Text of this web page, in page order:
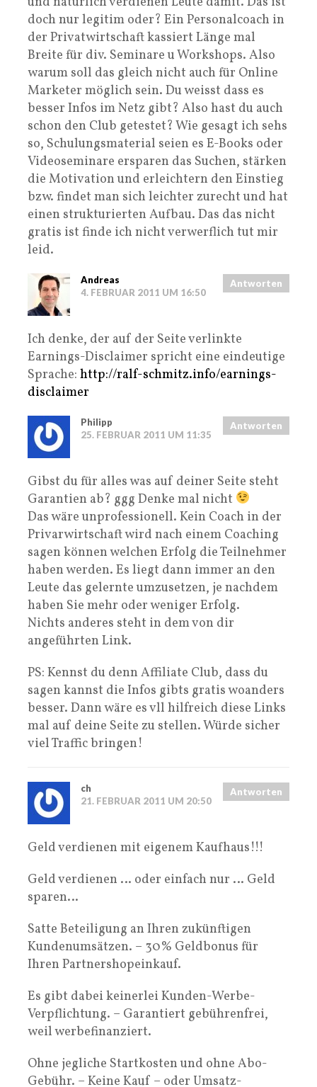
doch nur legitim oder? Ein Personalcoach in
der Privatwirtschaft kassiert Länge mal
Breite für div. Seminare u Workshops. Also
warum soll das gleich nicht auch für Online
Marketer möglich sein. Du weisst dass es
besser Infos im Netz gibt? Also hast du auch
schon den Club getestet? Wie gesagt ich sehs
so, Schulungsmaterial seien es E-Books oder
Videoseminare ersparen das Suchen, stärken
die Motivation und erleichtern den Einstieg
bzw. findet man sich leichter zurecht und hat
einen strukturierten Aufbau. Das das nicht
gratis ist finde ich nicht verwerflich tut mir
leid.
Andreas
4. FEBRUAR 2011 UM 16:50
Antworten
Ich denke, der auf der Seite verlinkte
Earnings-Disclaimer spricht eine eindeutige
Sprache: http://ralf-schmitz.info/earnings-
disclaimer
Philipp
25. FEBRUAR 2011 UM 11:35
Antworten
Gibst du für alles was auf deiner Seite steht
Garantien ab? ggg Denke mal nicht
Das wäre unprofessionell. Kein Coach in der
Privarwirtschaft wird nach einem Coaching
sagen können welchen Erfolg die Teilnehmer
haben werden. Es liegt dann immer an den
Leute das gelernte umzusetzen, je nachdem
haben Sie mehr oder weniger Erfolg.
Nichts anderes steht in dem von dir
angeführten Link.
PS: Kennst du denn Affiliate Club, dass du
sagen kannst die Infos gibts gratis woanders
besser. Dann wäre es vll hilfreich diese Links
mal auf deine Seite zu stellen. Würde sicher
viel Traffic bringen!
ch
21. FEBRUAR 2011 UM 20:50
Antworten
Geld verdienen mit eigenem Kaufhaus!!!
Geld verdienen … oder einfach nur … Geld
sparen…
Satte Beteiligung an Ihren zukünftigen
Kundenumsätzen. – 30% Geldbonus für
Ihren Partnershopeinkauf.
Es gibt dabei keinerlei Kunden-Werbe-
Verpflichtung. – Garantiert gebührenfrei,
weil werbefinanziert.
Ohne jegliche Startkosten und ohne Abo-
Gebühr. – Keine Kauf – oder Umsatz-